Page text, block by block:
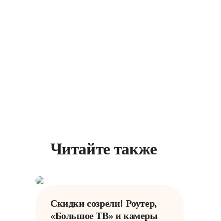
Читайте также
Скидки созрели! Роутер,
«Большое ТВ» и камеры